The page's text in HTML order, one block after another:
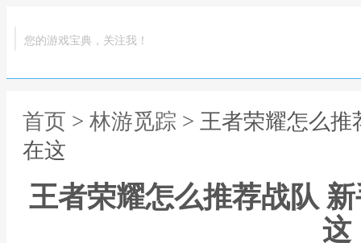
您的游戏宝典，关注我！
首页 > 林游觅踪 > 王者荣耀怎么
在这
王者荣耀怎么推荐战队
这